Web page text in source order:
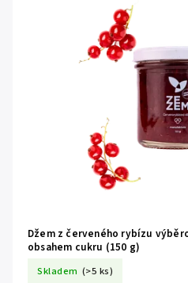
Džem z červeného rybízu
obsahem cukru (150 g)
Skladem (>5 ks)